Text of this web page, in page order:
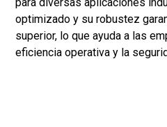
materiales.